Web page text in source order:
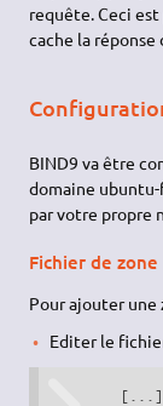
requête. Ceci est
cache la réponse
BIND9 va être
domaine ubuntu-
par votre propre
Fichier de zone
Pour ajouter une
Editer le
        [...]